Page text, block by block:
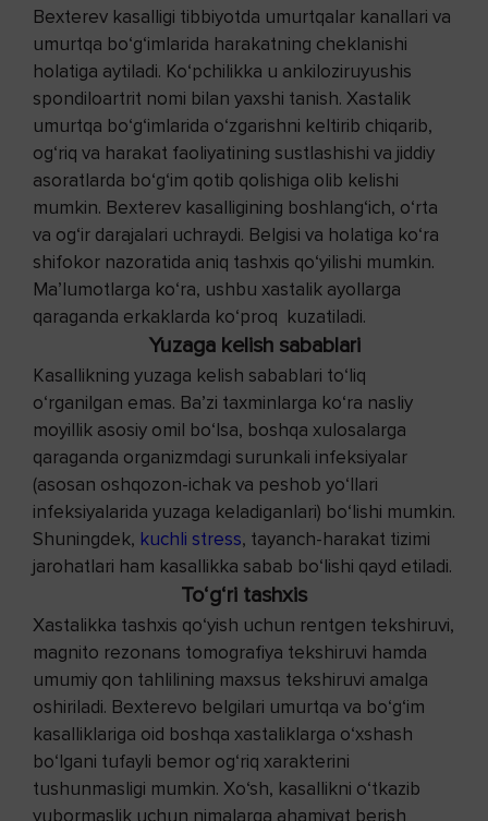
Bexterev kasalligi tibbiyotda umurtqalar kanallari va
umurtqa bo‘g‘imlarida harakatning cheklanishi
holatiga aytiladi. Ko‘pchilikka u ankiloziruyushis
spondiloartrit nomi bilan yaxshi tanish. Xastalik
umurtqa bo‘g‘imlarida o‘zgarishni keltirib chiqarib,
og‘riq va harakat faoliyatining sustlashishi va jiddiy
asoratlarda bo‘g‘im qotib qolishiga olib kelishi
mumkin. Bexterev kasalligining boshlang‘ich, o‘rta
va og‘ir darajalari uchraydi. Belgisi va holatiga ko‘ra
shifokor nazoratida aniq tashxis qo‘yilishi mumkin.
Ma’lumotlarga ko‘ra, ushbu xastalik ayollarga
qaraganda erkaklarda ko‘proq kuzatiladi.
Yuzaga kelish sabablari
Kasallikning yuzaga kelish sabablari to‘liq
o‘rganilgan emas. Ba’zi taxminlarga ko‘ra nasliy
moyillik asosiy omil bo‘lsa, boshqa xulosalarga
qaraganda organizmdagi surunkali infeksiyalar
(asosan oshqozon-ichak va peshob yo‘llari
infeksiyalarida yuzaga keladiganlari) bo‘lishi mumkin.
Shuningdek, kuchli stress, tayanch-harakat tizimi
jarohatlari ham kasallikka sabab bo‘lishi qayd etiladi.
To‘g‘ri tashxis
Xastalikka tashxis qo‘yish uchun rentgen tekshiruvi,
magnito rezonans tomografiya tekshiruvi hamda
umumiy qon tahlilining maxsus tekshiruvi amalga
oshiriladi. Bexterevo belgilari umurtqa va bo‘g‘im
kasalliklariga oid boshqa xastaliklarga o‘xshash
bo‘lgani tufayli bemor og‘riq xarakterini
tushunmasligi mumkin. Xo‘sh, kasallikni o‘tkazib
yubormaslik uchun nimalarga ahamiyat berish